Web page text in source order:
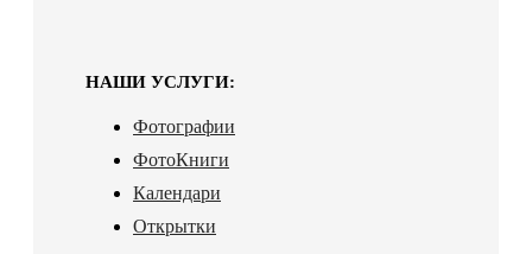
НАШИ УСЛУГИ:
Фотографии
ФотоКниги
Календари
Открытки